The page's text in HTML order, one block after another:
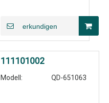
erkundigen
111101002
Modell: QD-651063